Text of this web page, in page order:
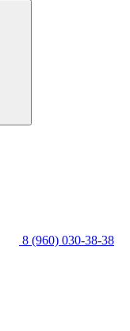
8 (960) 030-38-38